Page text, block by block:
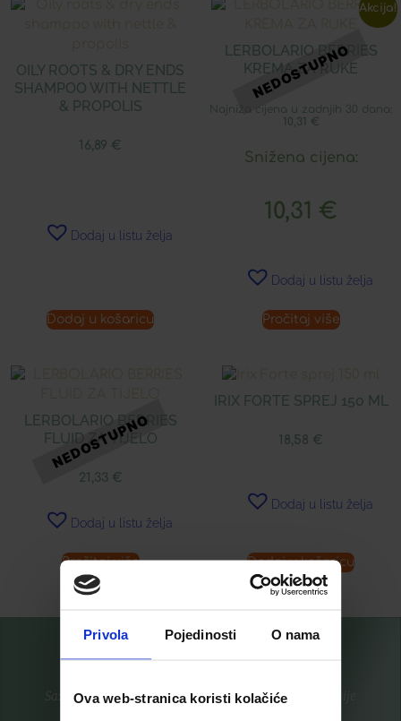
Privola Pojedinosti O nama
Ova web-stranica koristi kolačiće
OILY ROOTS & DRY ENDS
SHAMPOO WITH NETTLE
& PROPOLIS
16,89 €
Dodaj u listu želja
Dodaj u košaricu
Akcija!
LERBOLARIO BERRIES
KREMA ZA RUKE
Najniža cijena u zadnjih 30 dana:
10,31 €
Snižena cijena:
10,31 €
Dodaj u listu želja
Pročitaj više
LERBOLARIO BERRIES
FLUID ZA TIJELO
21,33 €
Dodaj u listu želja
Pročitaj više
IRIX FORTE SPREJ 150 ML
18,58 €
Dodaj u listu želja
Dodaj u košaricu
Saznajte prvi za nove proizvode i ekskluzivne promocije